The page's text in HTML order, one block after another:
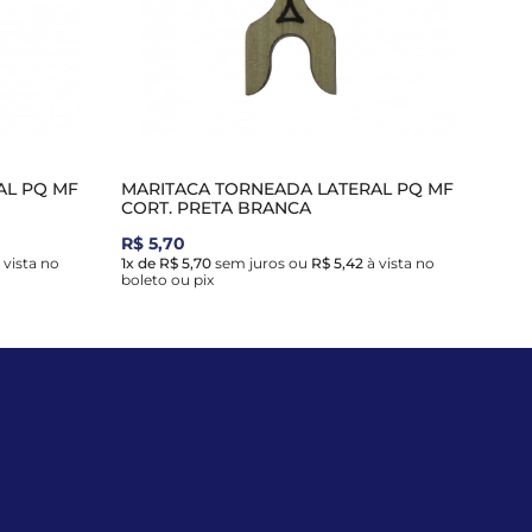
PQ MF
no
MARITACA TORNEADA LATERAL PQ MF
CORT. PRETA BRANCA
R$ 5,70
1x de R$ 5,70 sem juros ou R$ 5,42 à vista no
boleto ou pix